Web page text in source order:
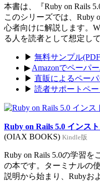
本書は、『Ruby on Rails
このシリーズでは、Ruby
心者向けに解説します。
る人を読者として想定し
▶ 無料サンプル
▶ Amazonでペーパ
▶ 直販によるペー
▶ 読者サポートペー
Ruby on Rails 5.0 インス
(OIAX BOOKS) Kindle版
Ruby on Rails 5.0の学習
の本です。ターミナルの
説明から始まり、Rubyお